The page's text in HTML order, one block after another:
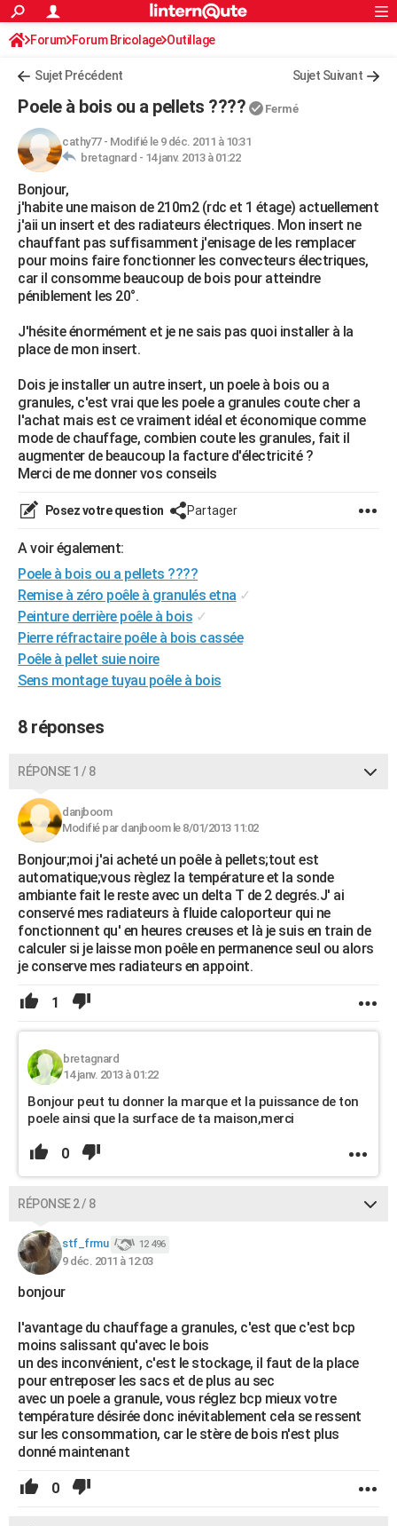
ACTUALITÉS
Politique
Société
Faits Divers
Education
Monde
Villes
+
FINANCE
Retraite
Impôts
Epargne
Immobilier
Risques naturels par ville
Banque
Assurance
Crédit
AUTO
Essais
Réserver un essai
Citadines
Berlines
SUV
Forum auto
+HIGH-TECH
Mobiles
Meilleur smartphone
Internet
Ordinateurs
Jeux vidéo
Guide high-tech
+BRICOLAGE
Forum
Aménagement intérieur
Extérieur
Cuisine
Salle de bains
Jardinage
Rangement
WEEK-END
Guides de France
Escapades
Patrimoine
Expositions
Musées
Week-end nature
+
Art de vivre
Bien-être
Loisirs
ModeModes de vie
SANTE
Alimentation
Guide de la santé
Maladies
Médicaments
Sommeil
VOYAGE
Destinations
City break
Voyage nature
Voyage de noces
Forum
Climat
+PHOTO
GUIDES D'ACHAT
Carte de Noël
Carte Bonne année
Carte Saint-Valentin
Carte Pâques
Carte d'anniversaire
Dictionnaire
Biographies
Citations
Expressions
Proverbes
PROGRAMME TV
COPAINS D'AVANT
S'inscrire
Se connecter
Lycées
Collèges
Primaires
Universités
Entreprises
Service militaire
Avis de recherche
AVIS DE DÉCÈS
Bricolage
Lifestyle
Culture
Television
Voyage
S'inscrire
Connexion
Forum Forum Bricolage Outillage
Sujet Précédent Sujet Suivant
Poele à bois ou a pellets ???? Fermé
cathy77- Modifié le 9 déc. 2011 à 10:31
bretagnard - 14 janv. 2013 à 01:22
Bonjour,
j'habite une maison de 210m2 (rdc et 1 étage) actuellement
j'aii un insert et des radiateurs électriques. Mon insert ne
chauffant pas suffisamment j'enisage de les remplacer
pour moins faire fonctionner les convecteurs électriques,
car il consomme beaucoup de bois pour atteindre
péniblement les 20°.
J'hésite énormément et je ne sais pas quoi installer à la
place de mon insert.
Dois je installer un autre insert, un poele à bois ou a
granules, c'est vrai que les poele a granules coute cher a
l'achat mais est ce vraiment idéal et économique comme
mode de chauffage, combien coute les granules, fait il
augmenter de beaucoup la facture d'électricité ?
Merci de me donner vos conseils
Posez votre question Partager
A voir également:
Poele à bois ou a pellets ????
Remise à zéro poêle à granulés etna ✓
Peinture derrière poêle à bois ✓
Pierre réfractaire poêle à bois cassée
Poêle à pellet suie noire
Sens montage tuyau poêle à bois
8 réponses
RÉPONSE 1 / 8
danjboom
Modifié par danjboom le 8/01/2013 11:02
Bonjour;moi j'ai acheté un poêle à pellets;tout est
automatique;vous règlez la température et la sonde
ambiante fait le reste avec un delta T de 2 degrés.J' ai
conservé mes radiateurs à fluide caloporteur qui ne
fonctionnent qu' en heures creuses et là je suis en train de
calculer si je laisse mon poêle en permanence seul ou alors
je conserve mes radiateurs en appoint.
1
bretagnard
14 janv. 2013 à 01:22
Bonjour peut tu donner la marque et la puissance de ton
poele ainsi que la surface de ta maison,merci
0
RÉPONSE 2 / 8
stf_frmu 12 496
9 déc. 2011 à 12:03
bonjour
l'avantage du chauffage a granules, c'est que c'est bcp
moins salissant qu'avec le bois
un des inconvénient, c'est le stockage, il faut de la place
pour entreposer les sacs et de plus au sec
avec un poele a granule, vous réglez bcp mieux votre
température désirée donc inévitablement cela se ressent
sur les consommation, car le stère de bois n'est plus
donné maintenant
0